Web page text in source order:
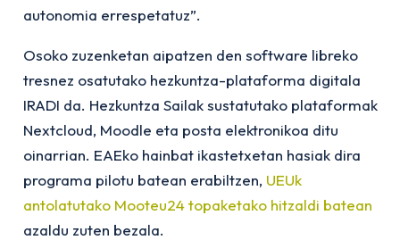
autonomia errespetatuz”.
Osoko zuzenketan aipatzen den software libreko
tresnez osatutako hezkuntza-plataforma digitala
IRADI da. Hezkuntza Sailak sustatutako plataformak
Nextcloud, Moodle eta posta elektronikoa ditu
oinarrian. EAEko hainbat ikastetxetan hasiak dira
programa pilotu batean erabiltzen, UEUk
antolatutako Mooteu24 topaketako hitzaldi batean
azaldu zuten bezala.